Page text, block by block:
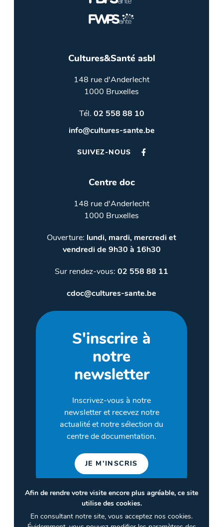
Cultures&Santé asbl
148 rue d'Anderlecht
1000 Bruxelles
Tél. 02 558 88 10
info@cultures-sante.be
SUIVEZ-NOUS
Centre doc
148 rue d'Anderlecht
1000 Bruxelles
Ouverture: lundi, mardi, mercredi et
vendredi de 9h30 à 16h30
Sur rendez-vous: 02 558 88 11
cdoc@cultures-sante.be
S'inscrire à
notre
newsletter
Inscrivez-vous à notre
newsletter et recevez notre
actualité et notre sélection du
centre de documentation.
JE M'INSCRIS
Afin de rendre votre visite encore plus agréable, ce site
utilise des cookies.
En consultant notre site, vous acceptez nos cookies.